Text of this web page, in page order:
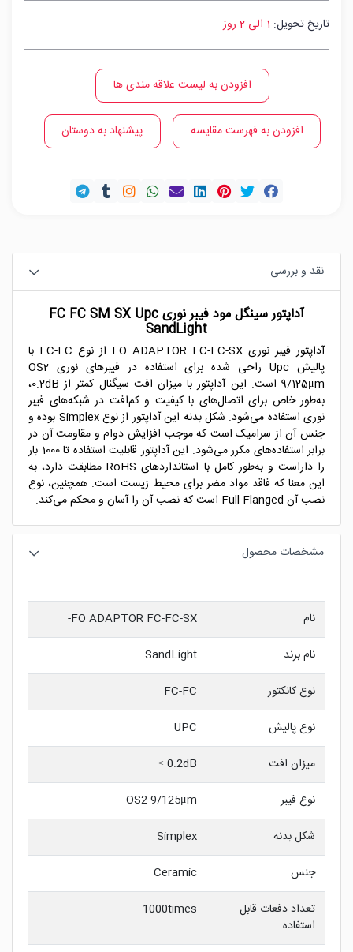
تاریخ تحویل: 1 الی 2 روز
افزودن به لیست علاقه مندی ها
افزودن به فهرست مقایسه پیشنهاد به دوستان
نقد و بررسی
آداپتور سینگل مود فیبر نوری FC FC SM SX Upc
SandLight
آداپتور فیبر نوری FO ADAPTOR FC-FC-SX از نوع FC-FC با
پالیش Upc راحی شده برای استفاده در فیبرهای نوری OS2
9/125μm است. این آداپتور با میزان افت سیگنال کمتر از 0.2dB،
به‌طور خاص برای اتصال‌های با کیفیت و کم‌افت در شبکه‌های فیبر
نوری استفاده می‌شود. شکل بدنه این آداپتور از نوع Simplex بوده و
جنس آن از سرامیک است که موجب افزایش دوام و مقاومت آن در
برابر استفاده‌های مکرر می‌شود. این آداپتور قابلیت استفاده تا 1000 بار
را داراست و به‌طور کامل با استانداردهای RoHS مطابقت دارد، به
این معنا که فاقد مواد مضر برای محیط زیست است. همچنین، نوع
نصب آن Full Flanged است که نصب آن را آسان و محکم می‌کند.
مشخصات محصول
نام
FO ADAPTOR FC-FC-SX-
نام برند
SandLight
نوع کانکتور
FC-FC
نوع پالیش
UPC
میزان افت
0.2dB ≥
نوع فیبر
OS2 9/125μm
شکل بدنه
Simplex
جنس
Ceramic
تعداد دفعات قابل
استفاده
1000times